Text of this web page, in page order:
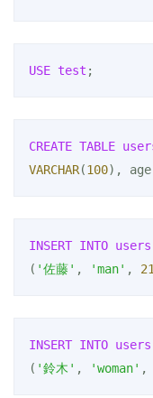
USE test ;
CREATE TABLE
VARCHAR(100), age
INSERT INTO users
( '佐藤' , 'man' ,
INSERT INTO users
( '鈴木' , 'woman' ,